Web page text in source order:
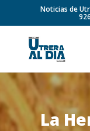
Noticias de
926
La